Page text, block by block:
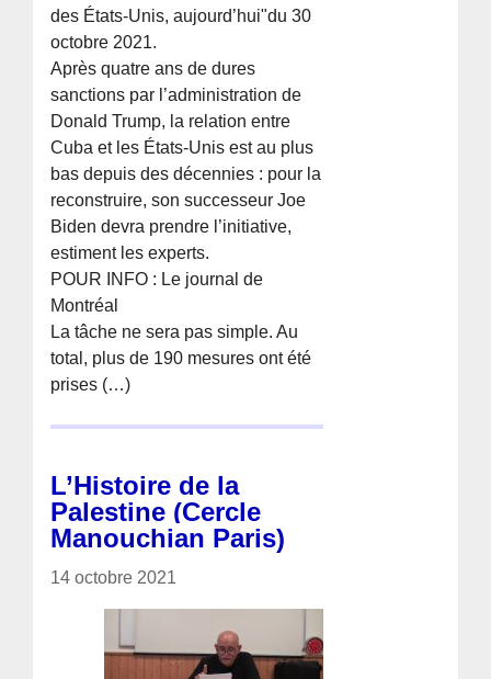
des États-Unis, aujourd’hui"du 30
octobre 2021.
Après quatre ans de dures
sanctions par l’administration de
Donald Trump, la relation entre
Cuba et les États-Unis est au plus
bas depuis des décennies : pour la
reconstruire, son successeur Joe
Biden devra prendre l’initiative,
estiment les experts.
POUR INFO : Le journal de
Montréal
La tâche ne sera pas simple. Au
total, plus de 190 mesures ont été
prises (…)
L’Histoire de la
Palestine (Cercle
Manouchian Paris)
14 octobre 2021